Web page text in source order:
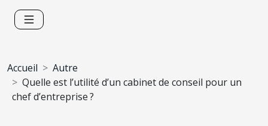
Accueil
Autre
Quelle est l’utilité d’un cabinet de conseil pour un
chef d’entreprise ?